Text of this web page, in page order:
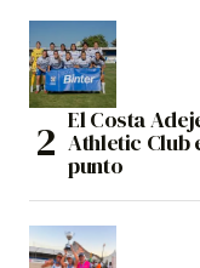
El Costa
Athletic Club
punto